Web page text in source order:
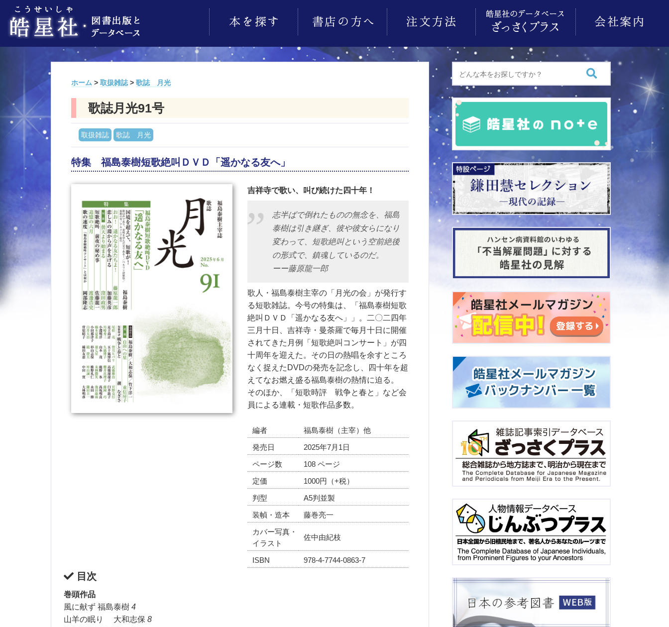
ホーム > 取扱雑誌 > 歌誌 月光
歌誌月光91号
取扱雑誌 歌誌 月光
特集 福島泰樹短歌絶叫ＤＶＤ「遥かなる友へ」
吉祥寺で歌い、叫び続けた四十年！
志半ばで倒れたものの無念を、福島
泰樹は引き継ぎ、彼や彼女らになり
変わって、短歌絶叫という空前絶後
の形式で、鎮魂しているのだ。
ーー藤原龍一郎
歌人・福島泰樹主宰の「月光の会」が発行す
る短歌雑誌。今号の特集は、「福島泰樹短歌
絶叫ＤＶＤ「遥かなる友へ」」。二〇二四年
三月十日、吉祥寺・曼荼羅で毎月十日に開催
されてきた月例「短歌絶叫コンサート」が四
十周年を迎えた。その日の熱唱を余すところ
なく捉えたDVDの発売を記念し、四十年を超
えてなお燃え盛る福島泰樹の熱情に迫る。
そのほか、「短歌時評 戦争と春と」など会
員による連載・短歌作品多数。
編者 福島泰樹（主宰）他
発売日 2025年7月1日
ページ数 108 ページ
定価 1000円（+税）
判型 A5判並製
装幀・造本 藤巻亮一
カバー写真・
イラスト
佐中由紀枝
ISBN 978-4-7744-0863-7
目次
巻頭作品
風に献ず 福島泰樹 4
山羊の眠り 大和志保 8